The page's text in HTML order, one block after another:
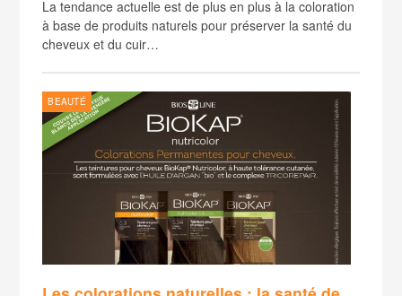
La tendance actuelle est de plus en plus à la coloration
à base de produits naturels pour préserver la santé du
cheveux et du cuir…
BEAUTÉ